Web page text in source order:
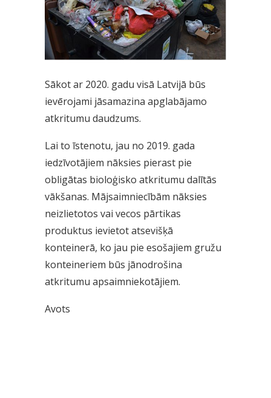
Sākot ar 2020. gadu visā Latvijā būs
ievērojami jāsamazina apglabājamo
atkritumu daudzums.
Lai to īstenotu, jau no 2019. gada
iedzīvotājiem nāksies pierast pie
obligātas bioloģisko atkritumu dalītās
vākšanas. Mājsaimniecībām nāksies
neizlietotos vai vecos pārtikas
produktus ievietot atsevišķā
konteinerā, ko jau pie esošajiem gružu
konteineriem būs jānodrošina
atkritumu apsaimniekotājiem.
Avots